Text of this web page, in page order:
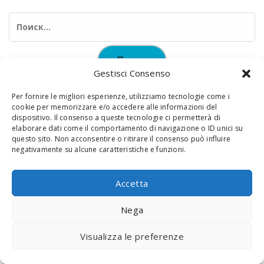
Gestisci Consenso
Per fornire le migliori esperienze, utilizziamo tecnologie come i
cookie per memorizzare e/o accedere alle informazioni del
dispositivo. Il consenso a queste tecnologie ci permetterà di
elaborare dati come il comportamento di navigazione o ID unici su
questo sito. Non acconsentire o ritirare il consenso può influire
negativamente su alcune caratteristiche e funzioni.
Accetta
Nega
Visualizza le preferenze
© 2020 Digital Touch Menu. Menu realizzato daInteractive